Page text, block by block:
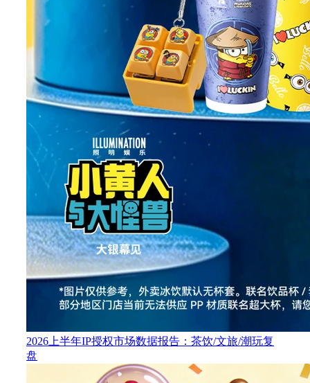
2026上半年IP授权市场数据报告：茶饮/文旅/潮玩复
盘